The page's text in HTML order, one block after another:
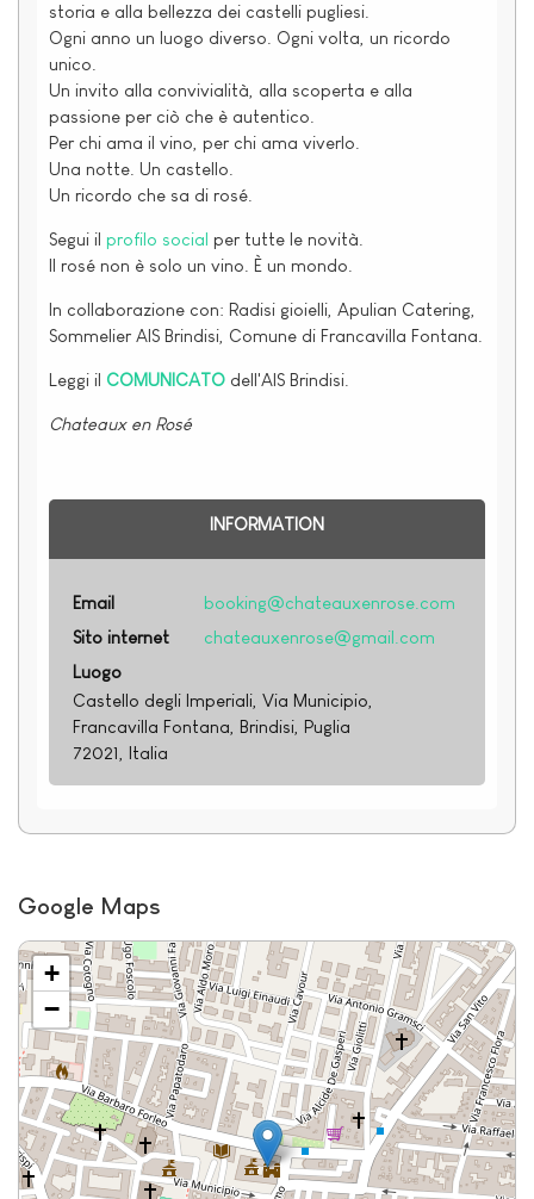
storia e alla bellezza dei castelli pugliesi.
Ogni anno un luogo diverso. Ogni volta, un ricordo
unico.
Un invito alla convivialità, alla scoperta e alla
passione per ciò che è autentico.
Per chi ama il vino, per chi ama viverlo.
Una notte. Un castello.
Un ricordo che sa di rosé.
Segui il profilo social per tutte le novità.
Il rosé non è solo un vino. È un mondo.
In collaborazione con: Radisi gioielli, Apulian Catering,
Sommelier AIS Brindisi, Comune di Francavilla Fontana.
Leggi il COMUNICATO dell'AIS Brindisi.
Chateaux en Rosé
INFORMATION
Email
booking@chateauxenrose.com
Sito internet
chateauxenrose@gmail.com
Luogo
Castello degli Imperiali, Via Municipio,
Francavilla Fontana, Brindisi, Puglia
72021, Italia
Google Maps
+
−